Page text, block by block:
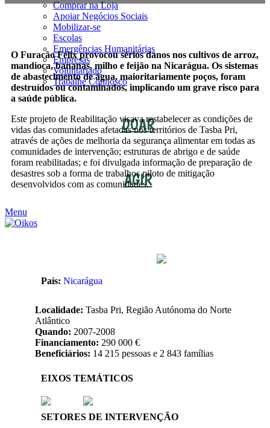
Comprar na Loja
Apoiar Negócios Sociais
Mobilizar-se
Escolas
Emergências Humanitárias
Empresas
Voluntariado
Trabalhe Connosco
DOAR
AGIR
Menu
O Furacão Félix provocou sérios danos nos cultivos de arroz,
mandioca, bananas, milho e feijão na Nicarágua. Os sistemas
de abastecimento de água, maioritariamente poços, foram
destruídos ou contaminados, implicando um grave risco para
a saúde pública.
Este projeto de Reabilitação visava restabelecer as condições de
vidas das comunidades afetadas nos territórios de Tasba Pri,
através de ações de melhoria da segurança alimentar em todas as
comunidades de intervenção; estruturas de abrigo e de saúde
foram reabilitadas; e foi divulgada informação de preparação de
desastres sob a forma de trabalhos piloto de mitigação
desenvolvidos com as comunidades.
País: Nicarágua
Localidade: Tasba Pri, Região Autónoma do Norte
Atlântico
Quando: 2007-2008
Financiamento: 290 000 €
Beneficiários: 14 215 pessoas e 2 843 famílias
EIXOS TEMÁTICOS
SETORES DE INTERVENÇÃO